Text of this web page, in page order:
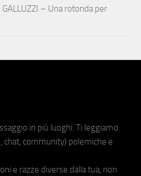
GALLUZZI – Una rotonda per
in più luoghi. Ti leggiamo.
chat, community) polemiche e
e razze diverse dalla tua, non